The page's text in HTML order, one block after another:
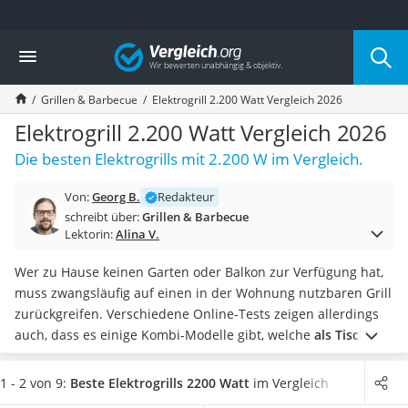
Die beliebtesten Vergleiche nach Kategorie
Baumarkt
Tresor feuerfest
Makita-Akku-Rasenmäher
Kappsäge
Smartes Türschloss
Akku-Rasentrimmer
Feuchtigkeitsmessgerät
Split-Klimaanlage 2 Innengeräte
Pelletofen
Tiefbrunnenpumpe
Fliesenschneider
Hochdruckreiniger
Doppelschleifer
Überwachungskamera
Benzinrasenmäher mit Elektrostart
Vergleich
Grillen & Barbecue Elektrogrill 2.200 Watt Vergleich 2026
Elektrogrill 2.200 Watt Vergleich 2026
Die besten Elektrogrills mit 2.200 W im Vergleich.
Von:Georg B.
Redakteur
schreibt über:Grillen & Barbecue
Lektorin:Alina V.
Wer zu Hause keinen Garten oder Balkon zur Verfügung hat,
muss zwangsläufig auf einen in der Wohnung nutzbaren Grill
zurückgreifen. Verschiedene Online-Tests zeigen allerdings
auch, dass es einige Kombi-Modelle gibt, welche als Tisch-
und Standgrill verwendet werden können. Hierzu kann der
Standfuß einfach montiert beziehungsweise abmontiert
1 - 2 von 9: Beste Elektrogrills 2200 Watt im Vergleich